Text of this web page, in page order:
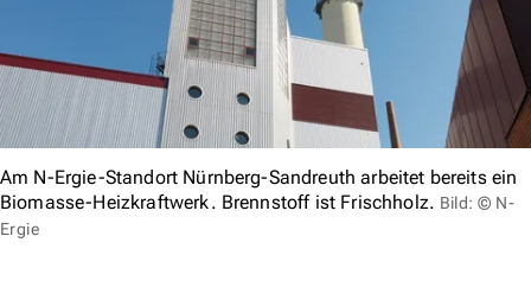
Am N-Ergie-Standort Nürnberg-Sandreuth arbeitet bereits ein
Biomasse-Heizkraftwerk. Brennstoff ist Frischholz. Bild: © N-
Ergie